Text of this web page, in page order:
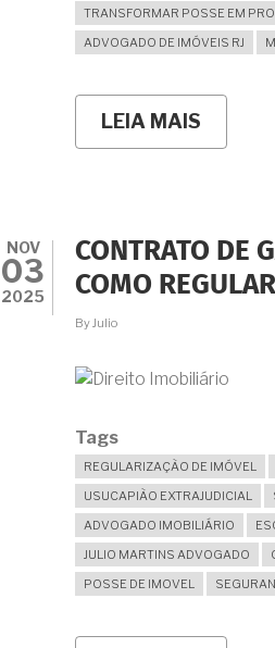
TRANSFORMAR POSSE EM
ADVOGADO DE IMÓVEIS RJ
LEIA MAIS
NA
SÃO
DE
POSSE
NOV
03
2025
CONTRATO DE
COMO
By Julio
Tags
REGULARIZAÇÃO DE IMÓVEL
USUCAPIÃO EXTRAJUDICIAL
ADVOGADO IMOBILIÁRIO
JULIO MARTINS ADVOGADO
POSSE DE IMOVEL